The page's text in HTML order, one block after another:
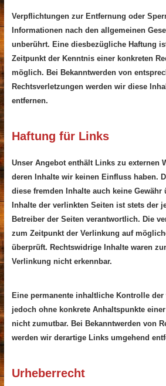
Verpflichtungen zur Entfernung oder
Informationen nach den allgemeinen
unberührt. Eine diesbezügliche Haftung
Zeitpunkt der Kenntnis einer konkreten
möglich. Bei Bekanntwerden von
Rechtsverletzungen werden wir diese
entfernen.
Haftung für Links
Unser Angebot enthält Links zu externen
deren Inhalte wir keinen Einfluss haben.
diese fremden Inhalte auch keine Gewähr
Inhalte der verlinkten Seiten ist stets der
Betreiber der Seiten verantwortlich. Die
zum Zeitpunkt der Verlinkung auf
überprüft. Rechtswidrige Inhalte waren
Verlinkung nicht erkennbar.
Eine permanente inhaltliche Kontrolle
jedoch ohne konkrete Anhaltspunkte
nicht zumutbar. Bei Bekanntwerden von
werden wir derartige Links umgehend
Urheberrecht